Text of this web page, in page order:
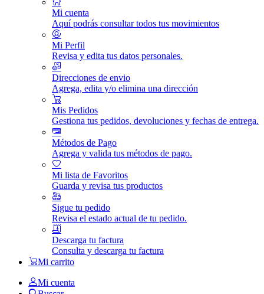
Mi cuenta
Aquí podrás consultar todos tus movimientos
Mi Perfil
Revisa y edita tus datos personales.
Direcciones de envio
Agrega, edita y/o elimina una dirección
Mis Pedidos
Gestiona tus pedidos, devoluciones y fechas de entrega.
Métodos de Pago
Agrega y valida tus métodos de pago.
Mi lista de Favoritos
Guarda y revisa tus productos
Sigue tu pedido
Revisa el estado actual de tu pedido.
Descarga tu factura
Consulta y descarga tu factura
Mi carrito
Mi cuenta